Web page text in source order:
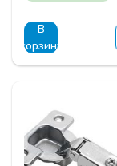
В
корзину